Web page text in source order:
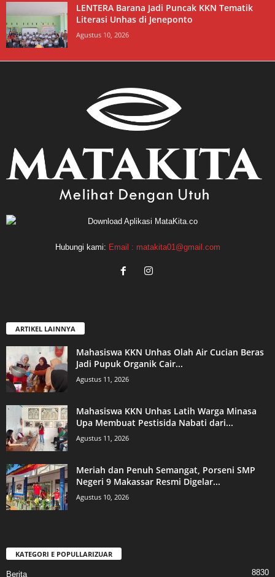
LENTERA Barana Jadi Puncak KKN Tematik
Literasi Unhas di Jeneponto
Agustus 10, 2026
Hubungi kami: Email : matakita01@gmail.com
ARTIKEL LAINNYA
Mahasiswa KKN Unhas Olah Air Cucian Beras
Jadi Pupuk Organik Cair...
Agustus 11, 2026
Mahasiswa KKN Unhas Latih Warga Minasa
Upa Membuat Pestisida Nabati dari...
Agustus 11, 2026
Meriah dan Penuh Semangat, Porseni SMP
Negeri 9 Makassar Resmi Digelar...
Agustus 10, 2026
KATEGORI E POPULLARIZUAR
Berita 8830